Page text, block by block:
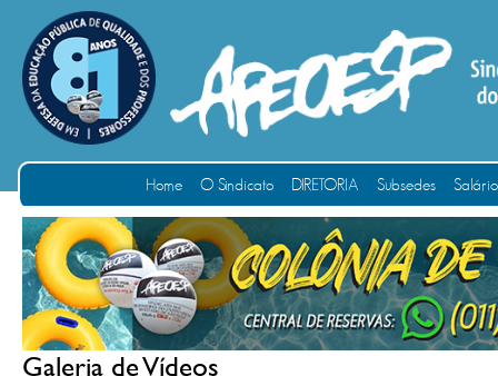
Home O Sindicato DIRETORIA Subsedes
Galeria de Vídeos